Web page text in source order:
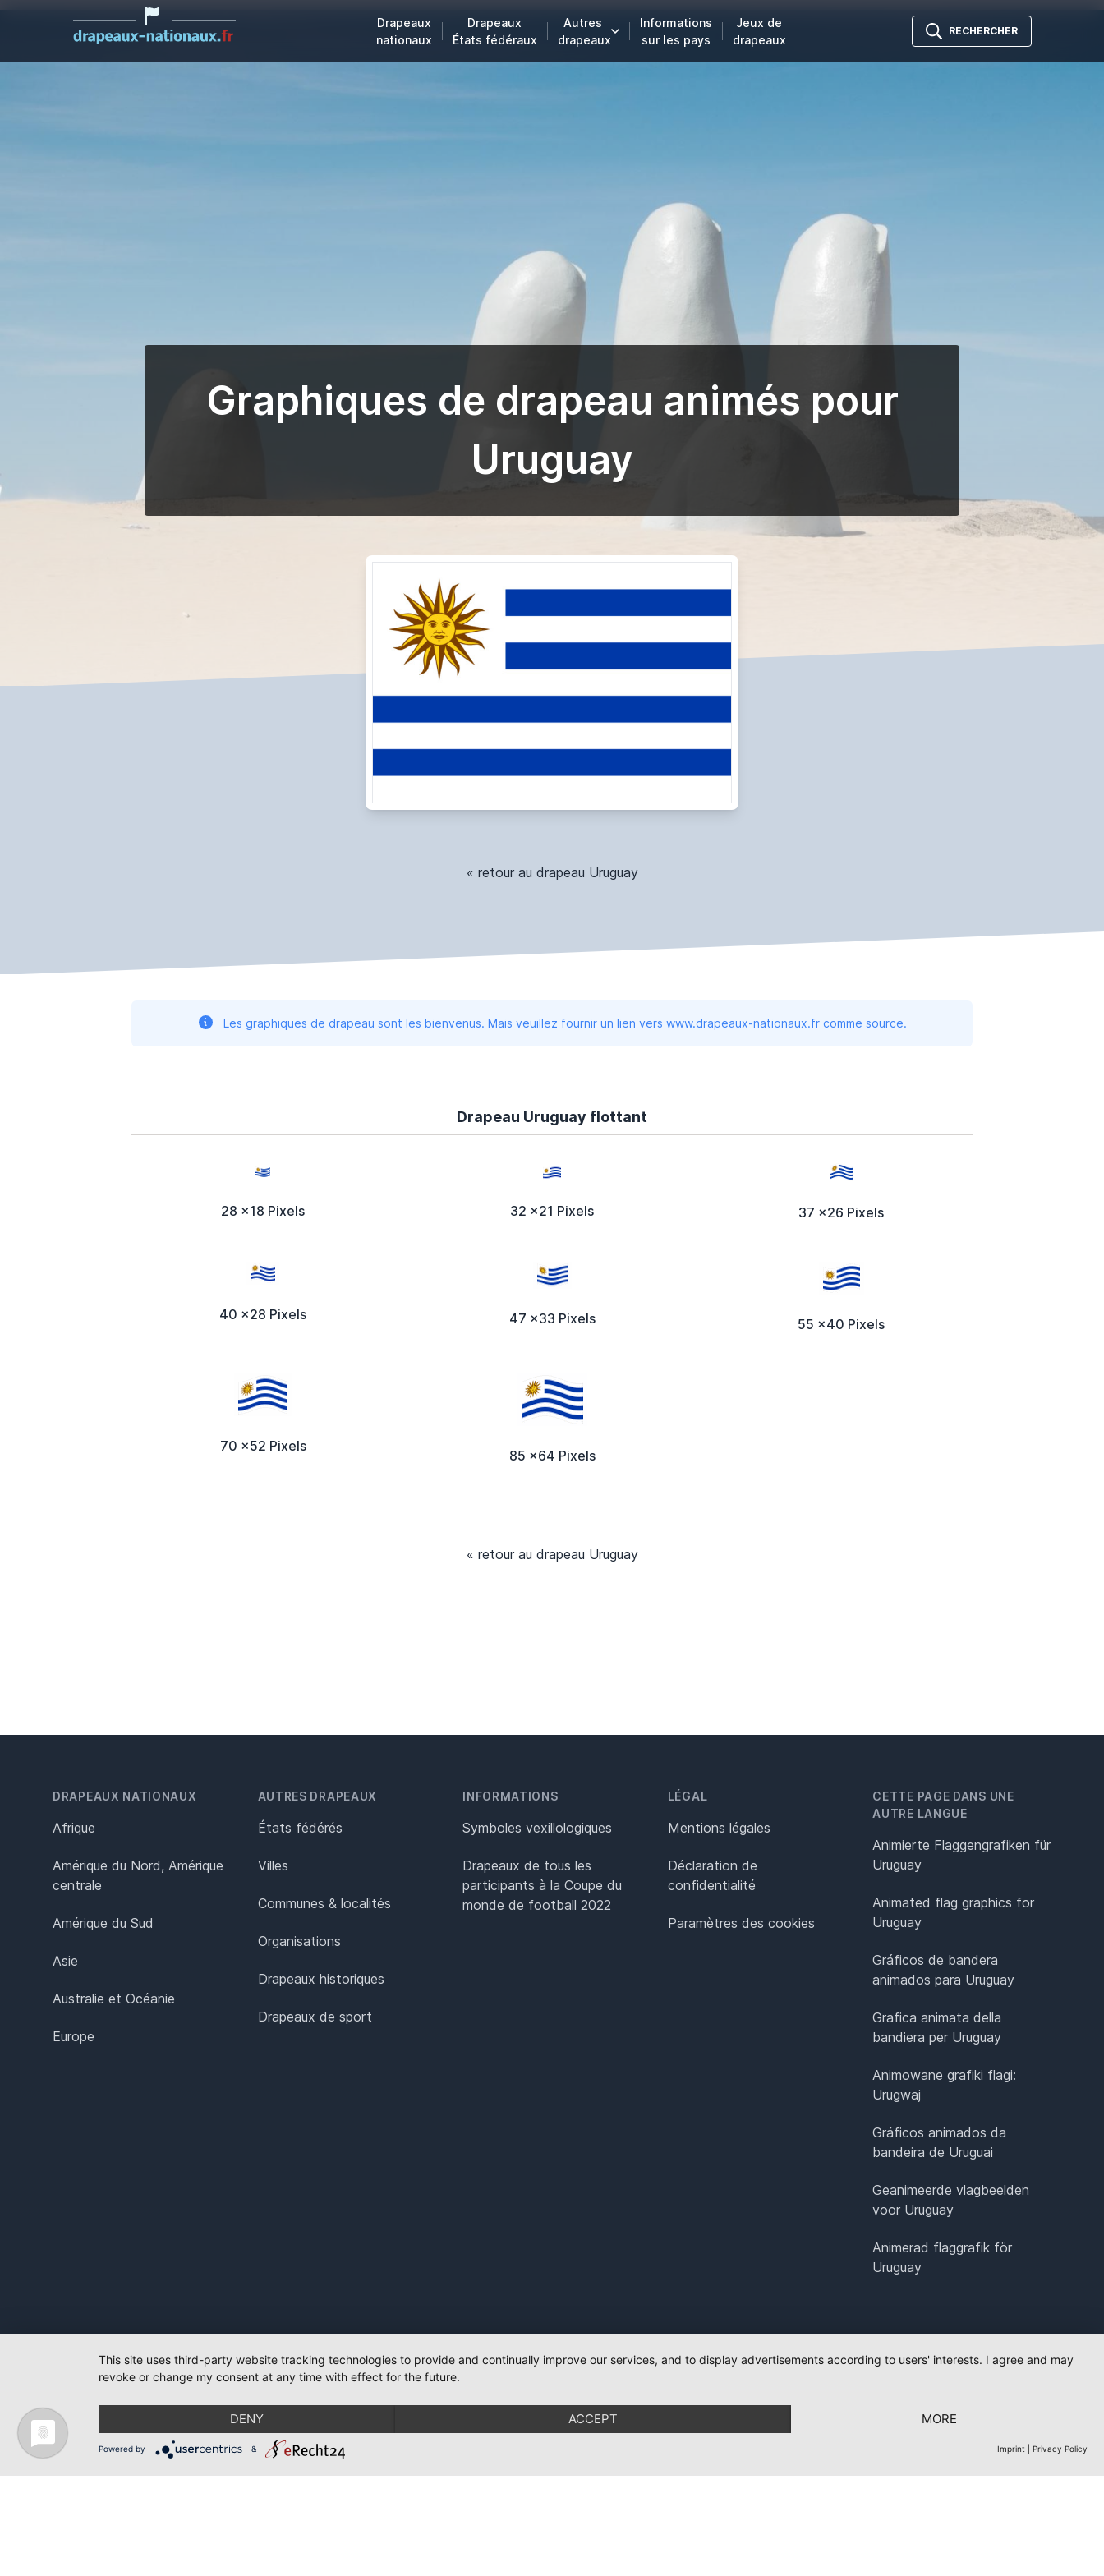
Drapeaux
nationaux
Drapeaux
États fédéraux
Autres
drapeaux
Informations
sur les pays
Jeux de
drapeaux
RECHERCHER
Graphiques de drapeau animés pour
Uruguay
« retour au drapeau Uruguay
Les graphiques de drapeau sont les bienvenus. Mais veuillez fournir un lien vers www.drapeaux-nationaux.fr comme source.
Drapeau Uruguay flottant
28 x18 Pixels 32 x21 Pixels 37 x26 Pixels
40 x28 Pixels 47 x33 Pixels 55 x40 Pixels
70 x52 Pixels
85 x64 Pixels
« retour au drapeau Uruguay
DRAPEAUX NATIONAUX
Afrique
Amérique du Nord, Amérique
centrale
Amérique du Sud
Asie
Australie et Océanie
Europe
AUTRES DRAPEAUX
États fédérés
Villes
Communes & localités
Organisations
Drapeaux historiques
Drapeaux de sport
INFORMATIONS
Symboles vexillologiques
Drapeaux de tous les
participants à la Coupe du
monde de football 2022
LÉGAL
Mentions légales
Déclaration de
confidentialité
Paramètres des cookies
CETTE PAGE DANS UNE
AUTRE LANGUE
Animierte Flaggengrafiken für
Uruguay
Animated flag graphics for
Uruguay
Gráficos de bandera
animados para Uruguay
Grafica animata della
bandiera per Uruguay
Animowane grafiki flagi:
Urugwaj
Gráficos animados da
bandeira de Uruguai
Geanimeerde vlagbeelden
voor Uruguay
Animerad flaggrafik för
Uruguay
This site uses third-party website tracking technologies to provide and continually improve our services, and to display advertisements according to users' interests. I agree and may
revoke or change my consent at any time with effect for the future.
DENY ACCEPT MORE
Powered by & Imprint Privacy Policy